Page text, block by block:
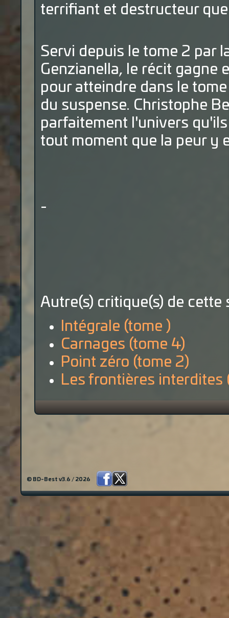
terrifiant et destructeur
Servi depuis le tome 2 par
Genzianella, le récit gagne
pour atteindre dans le
du suspense. Christophe
parfaitement l'univers
tout moment que la peur y
-
Autre(s) critique(s) de cette
Intégrale (tome )
Carnages (tome 4)
Point zéro (tome 2)
Les frontières interdites
© BD-Best v3.6 / 2026